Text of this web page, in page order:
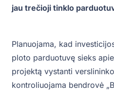
jau trečioji tinklo
Planuojama, kad
ploto parduotuvę sieks
projektą vystanti
kontroliuojama bendrovė